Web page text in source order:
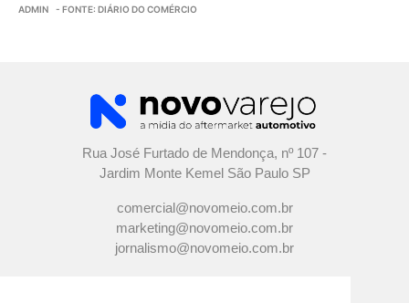
ADMIN - FONTE: DIÁRIO DO COMÉRCIO
Rua José Furtado de Mendonça, nº 107 -
Jardim Monte Kemel São Paulo SP
comercial@novomeio.com.br
marketing@novomeio.com.br
jornalismo@novomeio.com.br